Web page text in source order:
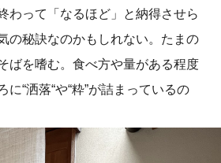
わって「なるほど」と納得させら
の秘訣なのかもしれない。たまの
ばを嗜む。食べ方や量がある程度
“洒落“や“粋”が詰まっているの